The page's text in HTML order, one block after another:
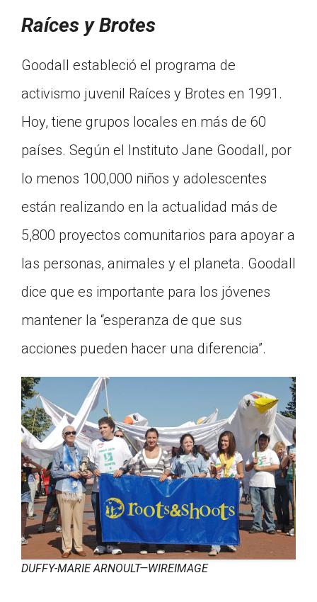
Raíces y Brotes
Goodall estableció el programa de
activismo juvenil Raíces y Brotes en 1991.
Hoy, tiene grupos locales en más de 60
países. Según el Instituto Jane Goodall, por
lo menos 100,000 niños y adolescentes
están realizando en la actualidad más de
5,800 proyectos comunitarios para apoyar a
las personas, animales y el planeta. Goodall
dice que es importante para los jóvenes
mantener la “esperanza de que sus
acciones pueden hacer una diferencia”.
DUFFY-MARIE ARNOULT—WIREIMAGE